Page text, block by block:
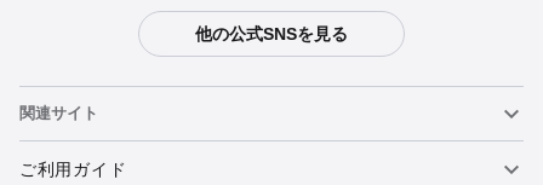
他の公式SNSを見る
関連サイト
ねんどろいど
ご利用ガイド